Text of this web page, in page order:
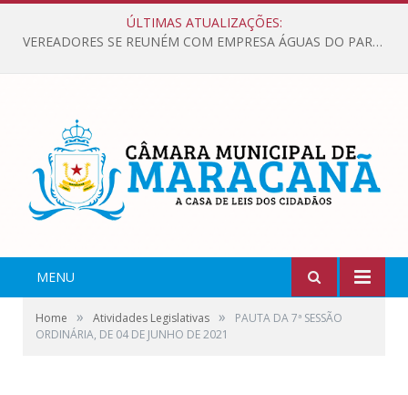
ÚLTIMAS ATUALIZAÇÕES:
VEREADORES SE REUNÉM COM EMPRESA ÁGUAS DO PARÁ, PARA APRESENTAR REIVINDICAÇÕES E MELHORIAS NA QUALIDADE DOS SERVIÇOS OFERECIDOS Á POPULAÇÃO.
MENU
Home » Atividades Legislativas »
PAUTA DA 7ª SESSÃO
ORDINÁRIA, DE 04 DE JUNHO DE 2021